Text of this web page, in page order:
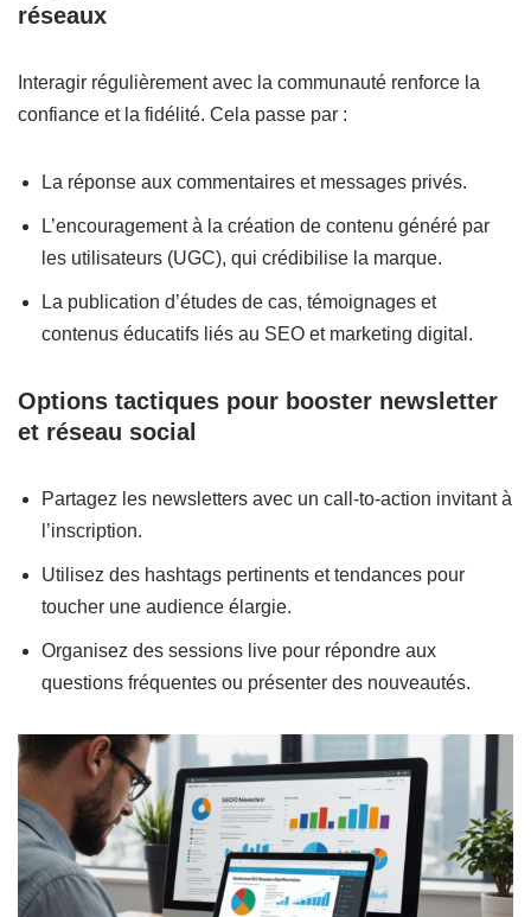
réseaux
Interagir régulièrement avec la communauté renforce la
confiance et la fidélité. Cela passe par :
La réponse aux commentaires et messages privés.
L’encouragement à la création de contenu généré par
les utilisateurs (UGC), qui crédibilise la marque.
La publication d’études de cas, témoignages et
contenus éducatifs liés au SEO et marketing digital.
Options tactiques pour booster newsletter
et réseau social
Partagez les newsletters avec un call-to-action invitant à
l’inscription.
Utilisez des hashtags pertinents et tendances pour
toucher une audience élargie.
Organisez des sessions live pour répondre aux
questions fréquentes ou présenter des nouveautés.